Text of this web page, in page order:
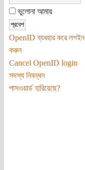
ভুলোনা আমায়
OpenID ব্যবহার করে লগইন
করুন
Cancel OpenID login
সদস্য নিবন্ধন
পাসওয়ার্ড হারিয়েছে?